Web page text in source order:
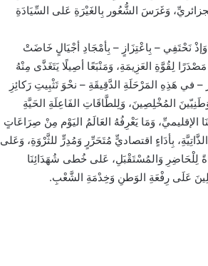
وَغَرَسَ الشُّعُور بِالغَيْرَةِ عَلى السِّيَادَةِ
وَإذْ نَحْتَفِي – بِاعْتِزَازٍ – بِأمْجَادِ أجْيَالٍ خَاضَتْ
لِقُوَّةِ العَزِيمَةِ، وَمَنْبَعًا أصِيلًا يَتَغَذَّى مِنْهُ
في هَذِهِ المَرْحَلَةِ الدَّقِيقَةِ – نحْوَ تَثْبِيتِ رَكائِزِ
المُخْلِصِينَ، وَلِلطَّاقَاتِ الفَاعِلَةِ الحَيَّةِ
وَمَا يَعْرِفُهُ العَالَمُ اليَوْم مِنْ صِرَاعَاتٍ
بِأدَاءٍ اقتصاديٍّ مُتَحَرِّرٍ وَمُدِرٍّ للثَّرْوَةِ، وَعَلى
لِلْحَاضِرِ وَالمُسْتَقْبَلِ، عَلى خُطى شُهَدَائِنَا
عَلَى رِفْعَةِ الوَطنِ وَخِدْمَةِ الشَّعْبِ.